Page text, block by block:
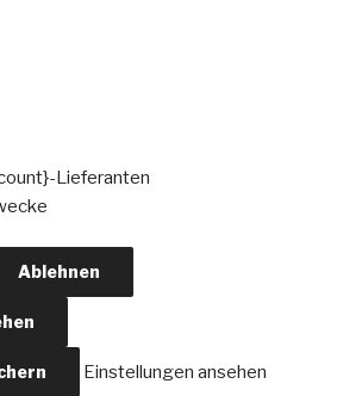
Lieferanten
Ablehnen
Einstellungen ansehen